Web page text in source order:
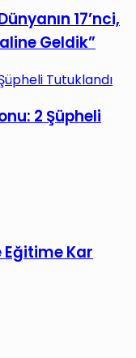
17’nci,
Geldik”
Tutuklandı
2 Şüpheli
Eğitime Kar